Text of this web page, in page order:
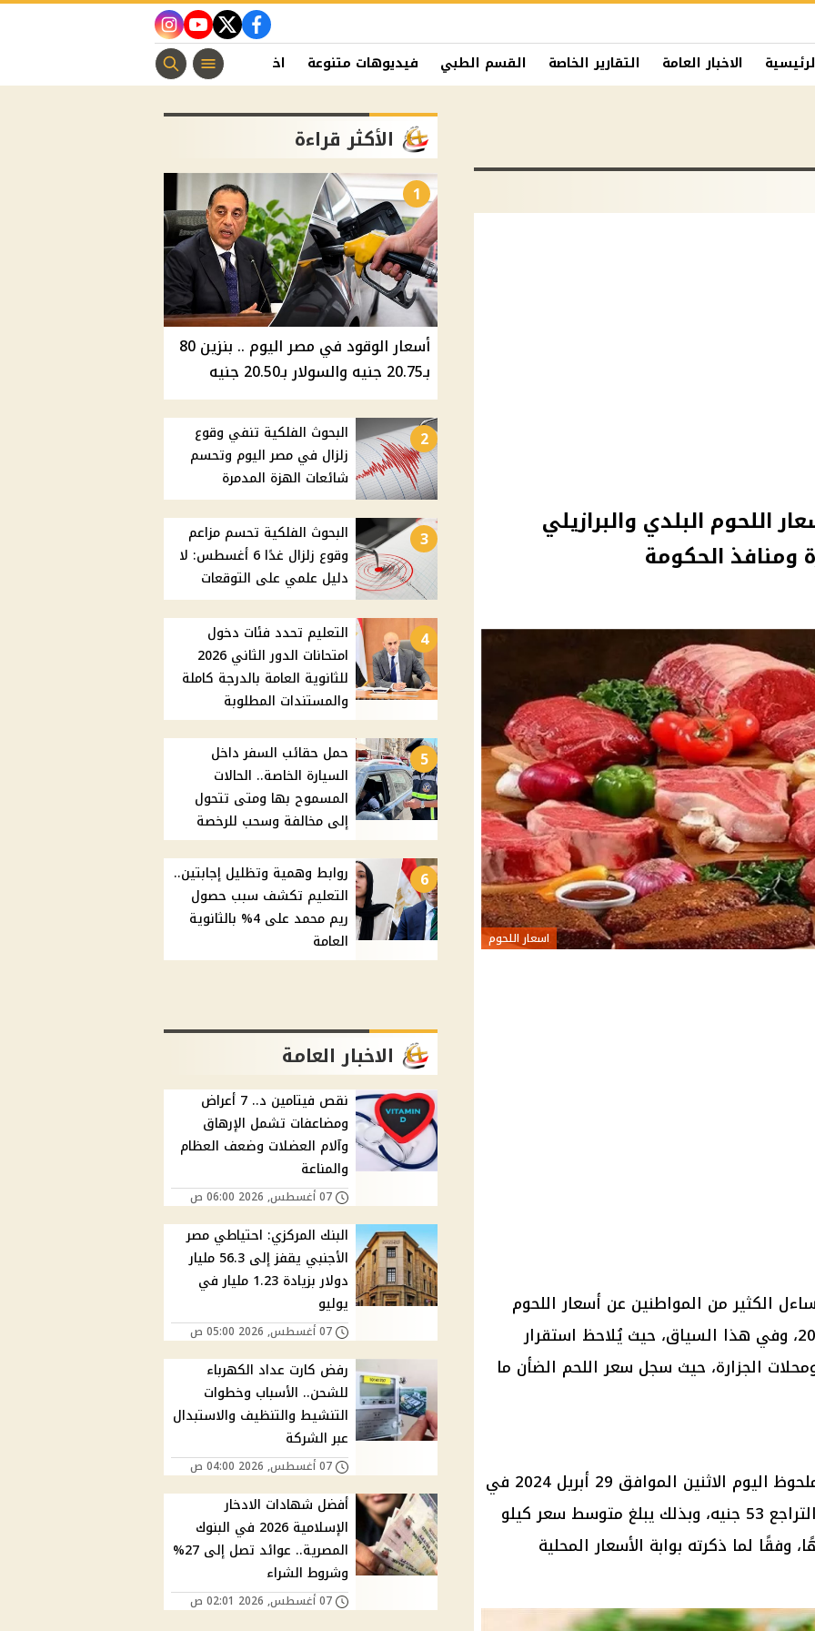
facebook
twitter
youtube
instagram
الاخبار العامة التقارير الخاصة القسم الطبي فيديوهات متنوعة اخبار الفن منوعات مسيحية
اللحوم البلدي والبرازيلي
ومنافذ الحكومة
اسعار اللحوم
الكثير من المواطنين عن أسعار اللحوم
اليوم الاثنين الموافق 29 أبريل 2024، وفي هذا السياق، حيث يُلاحظ استقرار
الجزارة، حيث سجل سعر اللحم الضأن ما
اللحوم اليوم تراجع ملحوظ اليوم الاثنين الموافق 29 أبريل 2024 في
الأسواق المحلية، حيث بلغت نسبة التراجع 53 جنيه، وبذلك يبلغ متوسط سعر كيلو
بعظم حوالي 364 جنيهًا، وفقًا لما ذكرته بوابة الأسعار المحلية
الأكثر قراءة
1
أسعار الوقود في مصر اليوم .. بنزين 80
بـ20.75 جنيه والسولار بـ20.50 جنيه
2
البحوث الفلكية تنفي وقوع
زلزال في مصر اليوم وتحسم
شائعات الهزة المدمرة
3
البحوث الفلكية تحسم مزاعم
وقوع زلزال غدًا 6 أغسطس: لا
دليل علمي على التوقعات
4
التعليم تحدد فئات دخول
امتحانات الدور الثاني 2026
للثانوية العامة بالدرجة كاملة
والمستندات المطلوبة
5
حمل حقائب السفر داخل
السيارة الخاصة.. الحالات
المسموح بها ومتى تتحول
إلى مخالفة وسحب للرخصة
6
روابط وهمية وتظليل إجابتين..
التعليم تكشف سبب حصول
ريم محمد على 4% بالثانوية
العامة
الاخبار العامة
نقص فيتامين د.. 7 أعراض
ومضاعفات تشمل الإرهاق
وآلام العضلات وضعف العظام
والمناعة
07 أغسطس, 2026 06:00 ص
البنك المركزي: احتياطي مصر
الأجنبي يقفز إلى 56.3 مليار
دولار بزيادة 1.23 مليار في
يوليو
07 أغسطس, 2026 05:00 ص
رفض كارت عداد الكهرباء
للشحن.. الأسباب وخطوات
التنشيط والتنظيف والاستبدال
عبر الشركة
07 أغسطس, 2026 04:00 ص
أفضل شهادات الادخار
الإسلامية 2026 في البنوك
المصرية.. عوائد تصل إلى 27%
وشروط الشراء
07 أغسطس, 2026 02:01 ص